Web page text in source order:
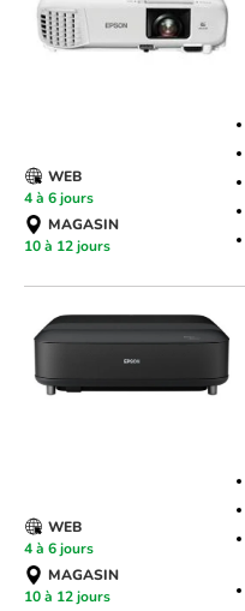
WEB
4 à 6 jours
MAGASIN
10 à 12 jours
WEB
4 à 6 jours
MAGASIN
10 à 12 jours